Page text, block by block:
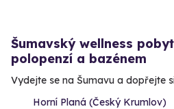
Šumavský wellness
polopenzí a bazénem
Vydejte se na Šumavu a dopřejte
Horní Planá (Český Krumlov)